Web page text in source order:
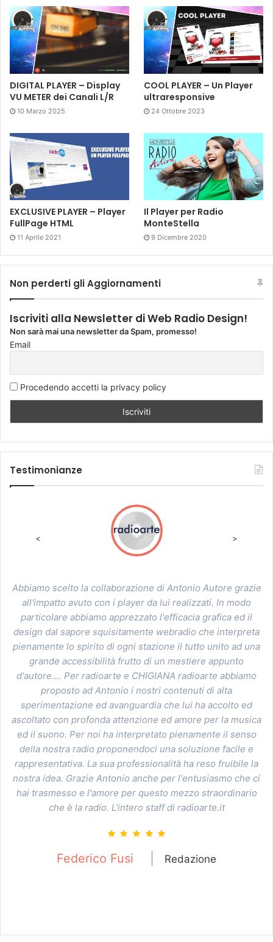
DIGITAL PLAYER – Display
VU METER dei Canali L/R
10 Marzo 2025
COOL PLAYER – Un Player
ultraresponsive
24 Ottobre 2023
EXCLUSIVE PLAYER – Player
FullPage HTML
11 Aprile 2021
Il Player per Radio
MonteStella
9 Dicembre 2020
Non perderti gli Aggiornamenti
Iscriviti alla Newsletter di Web Radio Design!
Non sarà mai una newsletter da Spam, promesso!
Email
Procedendo accetti la privacy policy
Testimonianze
di Antonio Autore grazie
i player da lui realizzati. In modo
apprezzato l'efficacia grafica ed il
webradio che interpreta
ogni stazione il tutto unito ad una
frutto di un mestiere appunto
e CHIGIANA radioarte abbiamo
i nostri contenuti di alta
avanguardia che lui ha accolto ed
attenzione ed amore per la musica
interpretato pienamente il senso
una soluzione facile e
professionalità ha reso fruibile la
anche per l'entusiasmo che ci
per questo mezzo straordinario
L'intero staff di radioarte.it
Redazione
Antonello ha donato
Music, visti i presupposti
il restayling del sito.
Silvio
< >